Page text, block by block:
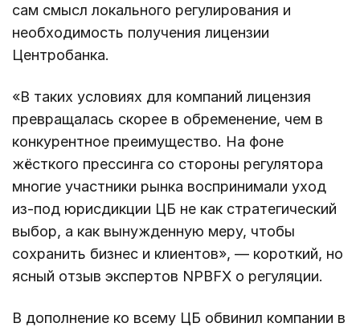
сам смысл локального регулирования и
необходимость получения лицензии
Центробанка.
«В таких условиях для компаний лицензия
превращалась скорее в обременение, чем в
конкурентное преимущество. На фоне
жёсткого прессинга со стороны регулятора
многие участники рынка воспринимали уход
из-под юрисдикции ЦБ не как стратегический
выбор, а как вынужденную меру, чтобы
сохранить бизнес и клиентов», — короткий, но
ясный отзыв экспертов NPBFX о регуляции.
В дополнение ко всему ЦБ обвинил компании в